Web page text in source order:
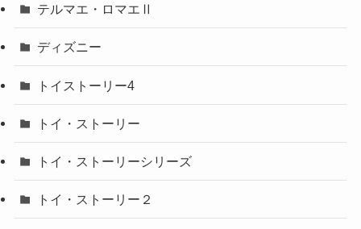
テルマエ・ロマエⅡ
ディズニー
トイストーリー4
トイ・ストーリー
トイ・ストーリーシリーズ
トイ・ストーリー２